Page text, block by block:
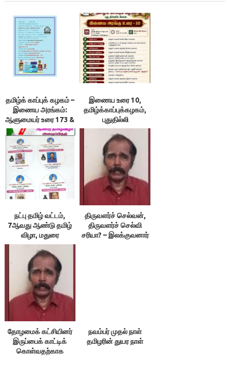
தமிழ்க் காப்புக் கழகம் –
இணைய அரங்கம்:
ஆளுமையர் உரை 173 &
174 ; நூலரங்கம்
இணைய உரை 10,
தமிழ்க்காப்புக்கழகம்,
புதுதில்லி
நட்பு தமிழ் வட்டம்,
7ஆவது ஆண்டு தமிழ்
விழா, மதுரை
திருவளர்ச் செல்வன்,
திருவளர்ச் செல்வி
சரியா? – இலக்குவனார்
தோழமைக் கட்சியினர்
இருப்பைக் காட்டிக்
கொள்வதற்காக
நவம்பர் முதல் நாள்
தமிழரின் துயர நாள்